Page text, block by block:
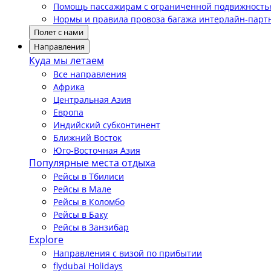
Помощь пассажирам с ограниченной
Нормы и правила провоза багажа интерлайн-
Полет с нами
Направления
Куда мы летаем
Все направления
Африка
Центральная Азия
Европа
Индийский субконтинент
Ближний Восток
Юго-Восточная Азия
Популярные места отдыха
Рейсы в Тбилиси
Рейсы в Мале
Рейсы в Коломбо
Рейсы в Баку
Рейсы в Занзибар
Explore
Направления с визой по прибытии
flydubai Holidays